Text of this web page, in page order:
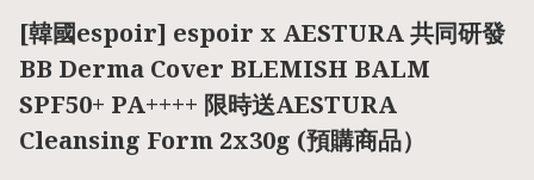
[韓國espoir] espoir x AESTURA 共同研發
BB Derma Cover BLEMISH BALM
SPF50+ PA++++ 限時送AESTURA
Cleansing Form 2x30g (預購商品）